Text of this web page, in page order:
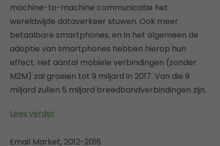
machine-to-machine communicatie het
wereldwijde dataverkeer stuwen. Ook meer
betaalbare smartphones, en in het algemeen de
adoptie van smartphones hebben hierop hun
effect. Het aantal mobiele verbindingen (zonder
M2M) zal groeien tot 9 miljard in 2017. Van die 9
miljard zullen 5 miljard breedbandverbindingen zijn.
Lees verder
Email Market, 2012-2016